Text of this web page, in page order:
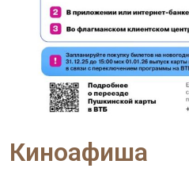
Киноафиша